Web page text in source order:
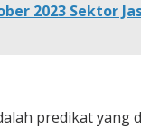
2023 Sektor
predikat